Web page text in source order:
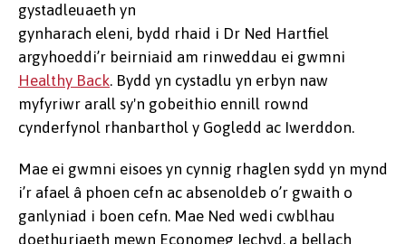
gystadleuaeth yn
gynharach eleni, bydd rhaid i Dr Ned Hartfiel
argyhoeddi’r beirniaid am rinweddau ei gwmni
Healthy Back. Bydd yn cystadlu yn erbyn naw
myfyriwr arall sy'n gobeithio ennill rownd
cynderfynol rhanbarthol y Gogledd ac Iwerddon.
Mae ei gwmni eisoes yn cynnig rhaglen sydd yn mynd
i’r afael â phoen cefn ac absenoldeb o’r gwaith o
ganlyniad i boen cefn. Mae Ned wedi cwblhau
doethuriaeth mewn Economeg Iechyd, a bellach